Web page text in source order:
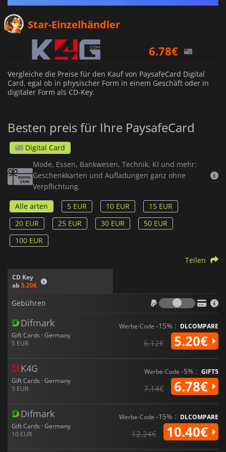
Star-Einzelhändler
6.78€
Vergleiche die Preise für den Kauf von PaysafeCard Digital
Card, egal ob in physischer Form in einem Geschäft oder in
digitaler Form als CD-Key.
Besten preis für Ihre PaysafeCard
Digital Card
Mode, Essen, Bankwesen, Technik, KI und mehr:
Geschenkkarten und Aufladungen ganz ohne
Verpflichtung.
Alle arten 5 EUR 10 EUR
15 EUR
20 EUR
25 EUR 30 EUR
50 EUR
100 EUR
CD Key
ab 5.20€
Teilen
Gebühren
Difmark
Gift Cards · Germany
5 EUR
Werbe-Code -15% : DLCOMPARE
6.12€ 5.20€
K4G
Gift Cards · Germany
5 EUR
Werbe-Code -5% : GIFT5
7.14€ 6.78€
Difmark
Gift Cards · Germany
10 EUR
Werbe-Code -15% : DLCOMPARE
12.24€ 10.40€